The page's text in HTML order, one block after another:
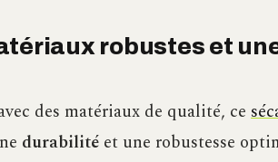
robustes et
des matériaux de qualité, ce
durabilité et une robustesse